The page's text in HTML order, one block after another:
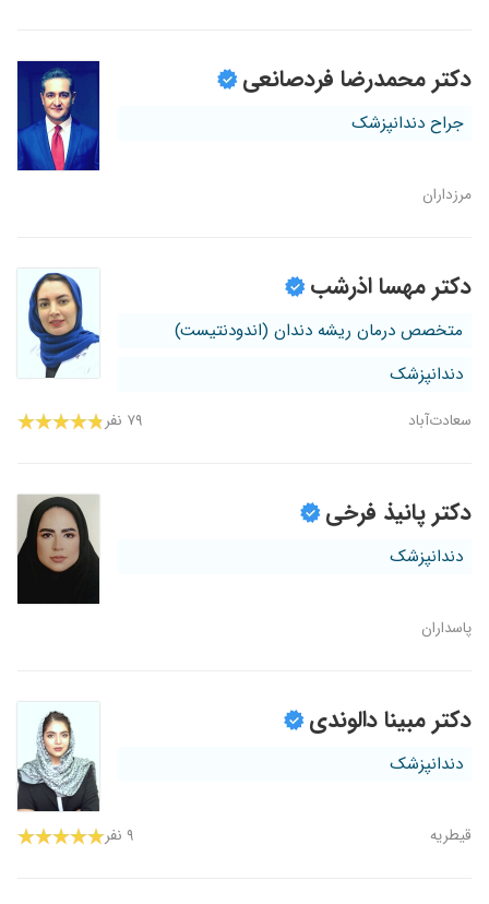
دکتر محمدرضا فردصانعی
جراح دندانپزشک
مرزداران
دکتر مهسا اذرشب
متخصص درمان ریشه دندان (اندودنتیست)
دندانپزشک
سعادت‌آباد ۷۹ نفر
دکتر پانیذ فرخی
دندانپزشک
پاسداران
دکتر مبینا دالوندی
دندانپزشک
قیطریه ۹ نفر